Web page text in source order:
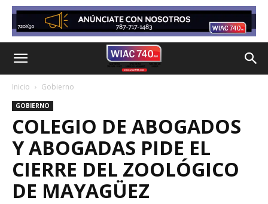
Inicio Gobierno
GOBIERNO
COLEGIO DE ABOGADOS
Y ABOGADAS PIDE EL
CIERRE DEL ZOOLÓGICO
DE MAYAGÜEZ